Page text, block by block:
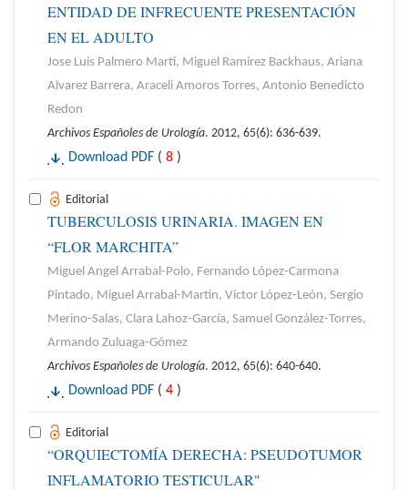
ENTIDAD DE INFRECUENTE PRESENTACIÓN
EN EL ADULTO
Jose Luis Palmero Martí, Miguel Ramirez Backhaus, Ariana
Alvarez Barrera, Araceli Amoros Torres, Antonio Benedicto
Redon
Archivos Españoles de Urología. 2012, 65(6): 636-639.
Download PDF ( 8 )
Editorial
TUBERCULOSIS URINARIA. IMAGEN EN
“FLOR MARCHITA”
Miguel Angel Arrabal-Polo, Fernando López-Carmona
Pintado, Miguel Arrabal-Martín, Victor López-León, Sergio
Merino-Salas, Clara Lahoz-García, Samuel González-Torres,
Armando Zuluaga-Gómez
Archivos Españoles de Urología. 2012, 65(6): 640-640.
Download PDF ( 4 )
Editorial
“ORQUIECTOMÍA DERECHA: PSEUDOTUMOR
INFLAMATORIO TESTICULAR"